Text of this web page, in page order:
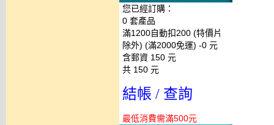
您已經訂購：
0 套產品
滿1200自動扣200 (特價片
除外) (滿2000免運) -0 元
含郵資 150 元
共 150 元
結帳 / 查詢
最低消費需滿500元